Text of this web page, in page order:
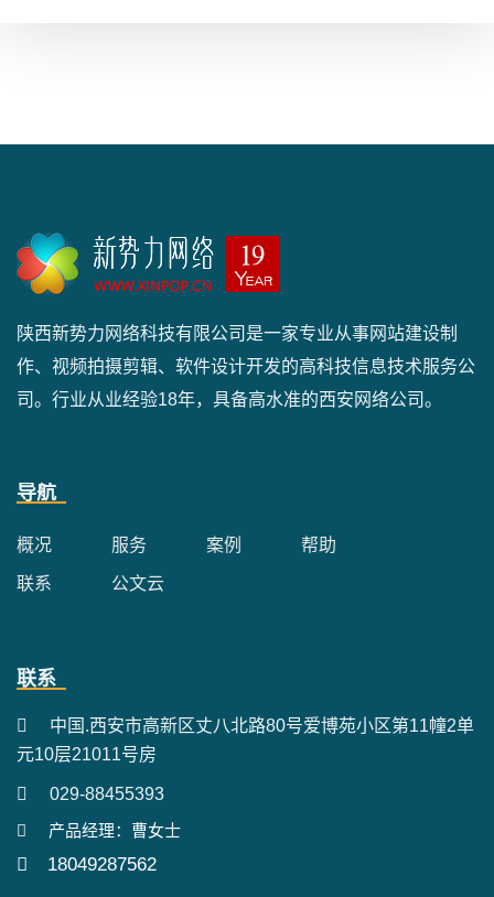
陕西新势力网络科技有限公司是一家专业从事网站建设制
作、视频拍摄剪辑、软件设计开发的高科技信息技术服务公
司。行业从业经验18年，具备高水准的西安网络公司。
导航
概况 服务 案例 帮助
联系 公文云
联系
中国.西安市高新区丈八北路80号爱博苑小区第11幢2单
元10层21011号房
029-88455393
产品经理：曹女士
18049287562